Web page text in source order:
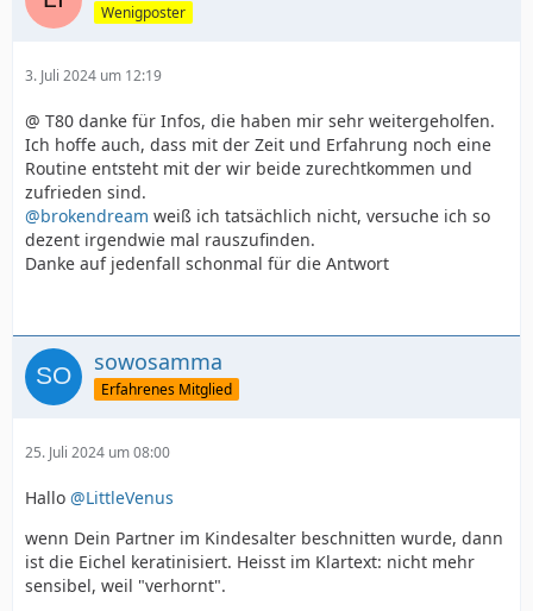
Wenigposter
3. Juli 2024 um 12:19
@ T80 danke für Infos, die haben mir sehr weitergeholfen.
Ich hoffe auch, dass mit der Zeit und Erfahrung noch eine
Routine entsteht mit der wir beide zurechtkommen und
zufrieden sind.
@brokendream weiß ich tatsächlich nicht, versuche ich so
dezent irgendwie mal rauszufinden.
Danke auf jedenfall schonmal für die Antwort
sowosamma
Erfahrenes Mitglied
25. Juli 2024 um 08:00
Hallo @LittleVenus
wenn Dein Partner im Kindesalter beschnitten wurde, dann
ist die Eichel keratinisiert. Heisst im Klartext: nicht mehr
sensibel, weil "verhornt".